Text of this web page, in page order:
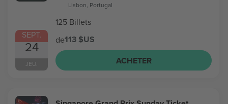
SEPT.
24
JEU.
Lisbon, Portugal
125 Billets
de113 $US
ACHETER